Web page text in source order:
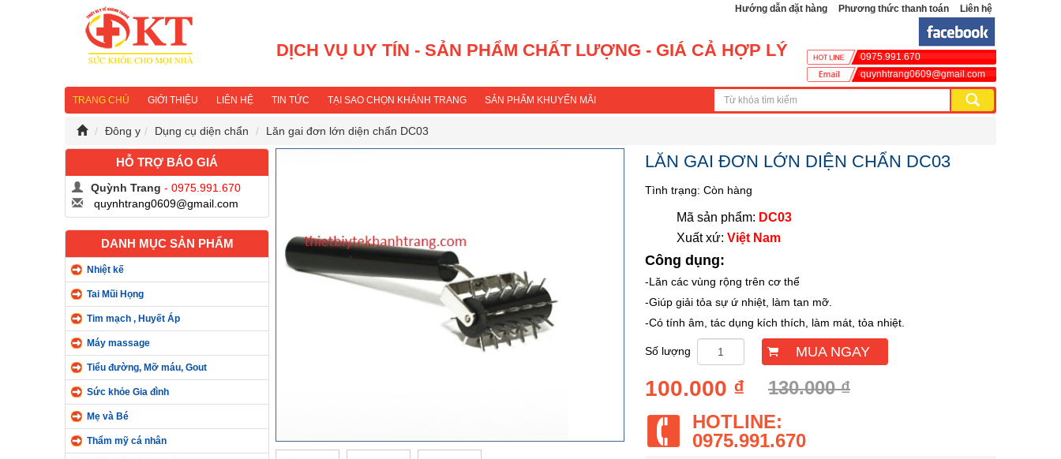
Hướng dẫn đặt hàng Phương thức thanh toán Liên hệ
DỊCH VỤ UY TÍN - SẢN PHẨM CHẤT LƯỢNG - GIÁ CẢ HỢP LÝ
0975.991.670
quynhtrang0609@gmail.com
TRANG CHỦ GIỚI THIỆU LIÊN HỆ TIN TỨC TẠI SAO CHỌN KHÁNH TRANG SẢN PHẨM KHUYẾN MÃI
Đông y Dụng cụ diện chẩn Lăn gai đơn lớn diện chẩn DC03
HỖ TRỢ BÁO GIÁ
Quỳnh Trang - 0975.991.670
quynhtrang0609@gmail.com
DANH MỤC SẢN PHẨM
Nhiệt kế
Tai Mũi Họng
Tim mạch , Huyết Áp
Máy massage
Tiểu đường, Mỡ máu, Gout
Sức khỏe Gia đình
Mẹ và Bé
Thẩm mỹ cá nhân
LĂN GAI ĐƠN LỚN DIỆN CHẨN DC03
Tình trạng: Còn hàng
Mã sản phẩm: DC03
Xuất xứ: Việt Nam
Công dụng:
-Lăn các vùng rộng trên cơ thể
-Giúp giải tỏa sự ứ nhiệt, làm tan mỡ.
-Có tính âm, tác dụng kích thích, làm mát, tỏa nhiệt.
Số lượng MUA NGAY
100.000 ₫
130.000 ₫
HOTLINE:
0975.991.670